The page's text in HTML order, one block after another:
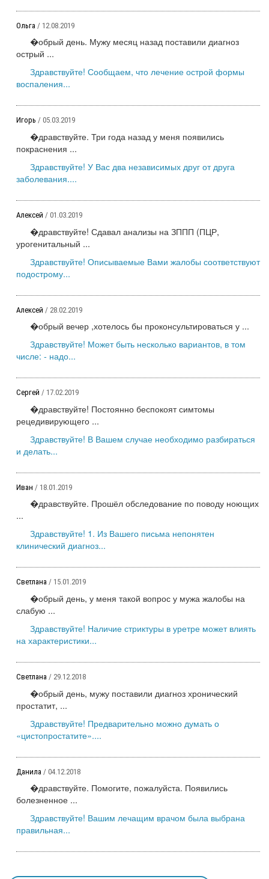
Ольга / 12.08.2019
�обрый день. Мужу месяц назад поставили диагноз
острый ...
Здравствуйте! Сообщаем, что лечение острой формы
воспаления...
Игорь / 05.03.2019
�дравствуйте. Три года назад у меня появились
покраснения ...
Здравствуйте! У Вас два независимых друг от друга
заболевания....
Алексей / 01.03.2019
�дравствуйте! Сдавал анализы на ЗППП (ПЦР,
урогенитальный ...
Здравствуйте! Описываемые Вами жалобы соответствуют
подострому...
Алексей / 28.02.2019
�обрый вечер ,хотелось бы проконсультироваться у ...
Здравствуйте! Может быть несколько вариантов, в том
числе: - надо...
Сергей / 17.02.2019
�дравствуйте! Постоянно беспокоят симтомы
рецедивирующего ...
Здравствуйте! В Вашем случае необходимо разбираться
и делать...
Иван / 18.01.2019
�дравствуйте. Прошёл обследование по поводу ноющих
...
Здравствуйте! 1. Из Вашего письма непонятен
клинический диагноз...
Светлана / 15.01.2019
�обрый день, у меня такой вопрос у мужа жалобы на
слабую ...
Здравствуйте! Наличие стриктуры в уретре может влиять
на характеристики...
Светлана / 29.12.2018
�обрый день, мужу поставили диагноз хронический
простатит, ...
Здравствуйте! Предварительно можно думать о
«цистопростатите»....
Данила / 04.12.2018
�дравствуйте. Помогите, пожалуйста. Появились
болезненное ...
Здравствуйте! Вашим лечащим врачом была выбрана
правильная...